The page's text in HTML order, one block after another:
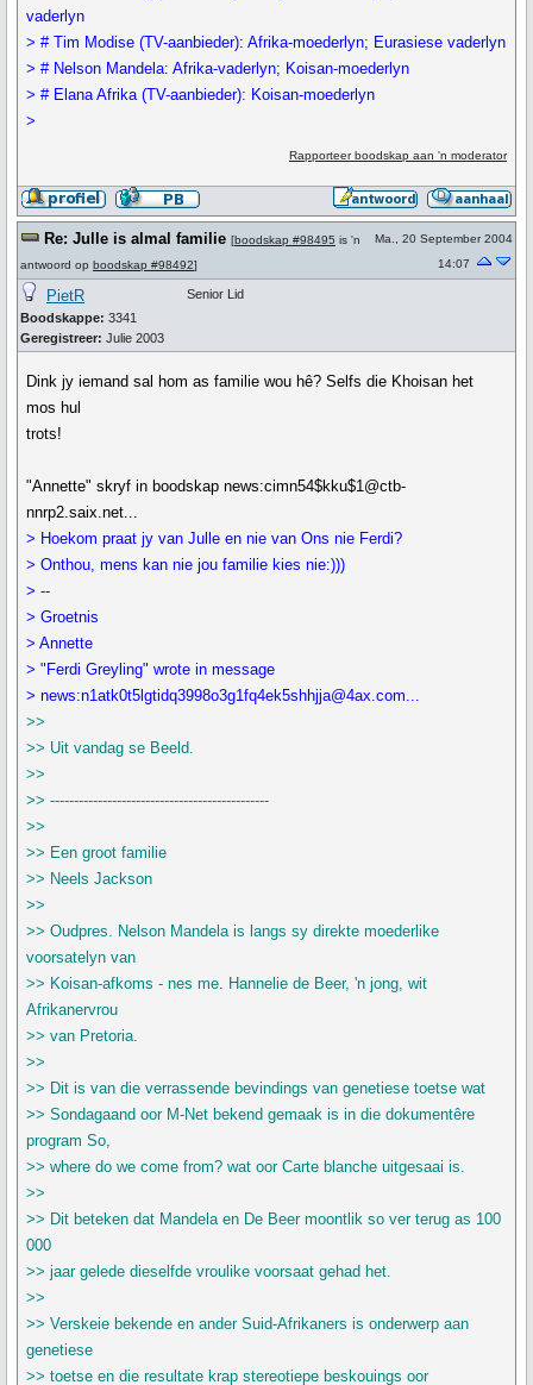
vaderlyn
> # Tim Modise (TV-aanbieder): Afrika-moederlyn; Eurasiese vaderlyn
> # Nelson Mandela: Afrika-vaderlyn; Koisan-moederlyn
> # Elana Afrika (TV-aanbieder): Koisan-moederlyn
>
Rapporteer boodskap aan 'n moderator
Re: Julle is almal familie [boodskap #98495 is 'n
antwoord op boodskap #98492]
Ma., 20 September 2004
14:07
PietR
Boodskappe: 3341
Geregistreer: Julie 2003
Senior Lid
Dink jy iemand sal hom as familie wou hê? Selfs die Khoisan het
mos hul
trots!
"Annette" skryf in boodskap news:cimn54$kku$1@ctb-
nnrp2.saix.net...
> Hoekom praat jy van Julle en nie van Ons nie Ferdi?
> Onthou, mens kan nie jou familie kies nie:)))
> --
> Groetnis
> Annette
> "Ferdi Greyling" wrote in message
> news:n1atk0t5lgtidq3998o3g1fq4ek5shhjja@4ax.com...
>>
>> Uit vandag se Beeld.
>>
>> ----------------------------------------------
>>
>> Een groot familie
>> Neels Jackson
>>
>> Oudpres. Nelson Mandela is langs sy direkte moederlike
voorsatelyn van
>> Koisan-afkoms - nes me. Hannelie de Beer, 'n jong, wit
Afrikanervrou
>> van Pretoria.
>>
>> Dit is van die verrassende bevindings van genetiese toetse wat
>> Sondagaand oor M-Net bekend gemaak is in die dokumentêre
program So,
>> where do we come from? wat oor Carte blanche uitgesaai is.
>>
>> Dit beteken dat Mandela en De Beer moontlik so ver terug as 100
000
>> jaar gelede dieselfde vroulike voorsaat gehad het.
>>
>> Verskeie bekende en ander Suid-Afrikaners is onderwerp aan
genetiese
>> toetse en die resultate krap stereotiepe beskouings oor